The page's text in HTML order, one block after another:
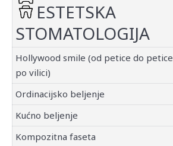
ESTETSKA
STOMATOLOGIJA
Hollywood smile (od petice do petice
po vilici)
Ordinacijsko beljenje
Kućno beljenje
Kompozitna faseta